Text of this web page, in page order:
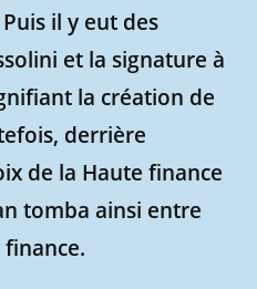
Puis il y eut des
et la signature à
la création de
derrière
de la Haute finance
tomba ainsi entre